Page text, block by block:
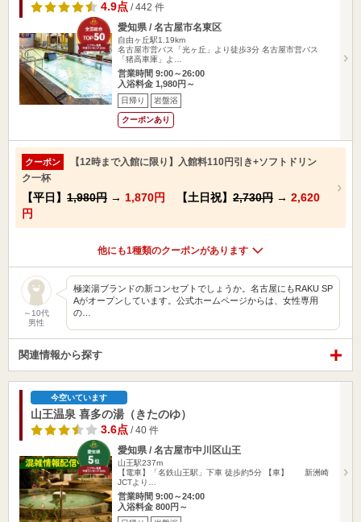
4.9点 / 442 件
愛知県 / 名古屋市名東区
自由ヶ丘駅1.19km
名古屋市営バス「光ヶ丘」より徒歩3分 名古屋市営バス
「猪高車庫」よ…
営業時間 9:00～26:00
入浴料金 1,980円～
日帰り 岩盤浴
クーポンあり
クーポン
【12時まで入館に限り】入館料110円引き+ソフトドリン
ク一杯
【平日】 1,980円 → 1,870円 【土日祝】 2,730円 → 2,620
円
他にも1種類のクーポンがあります
～10代
男性
極楽湯ブランドの新コンセプトでしょうか。名古屋にもRAKU SP
Aがオープンしています。公式ホームページからは、女性専用
の…
関連情報から探す
今空いています
山王温泉 喜多の湯（きたのゆ）
3.6点 / 40 件
愛知県 / 名古屋市中川区山王
山王駅237m
【電車】「名鉄山王駅」下車 徒歩約5分 【車】 新洲崎
JCTより…
営業時間 9:00～24:00
入浴料金 800円～